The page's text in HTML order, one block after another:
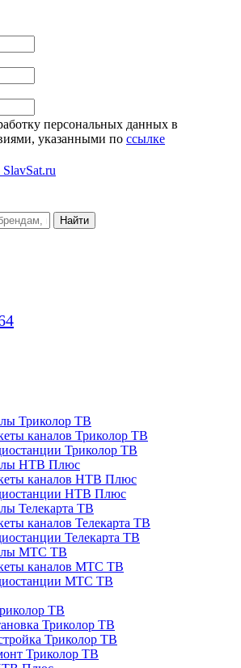
персональных данных в
указанными по ссылке
Триколор ТВ
каналов Триколор ТВ
Триколор ТВ
НТВ Плюс
каналов НТВ Плюс
НТВ Плюс
Телекарта ТВ
каналов Телекарта ТВ
Телекарта ТВ
МТС ТВ
каналов МТС ТВ
МТС ТВ
ТВ
Триколор ТВ
Триколор ТВ
Триколор ТВ